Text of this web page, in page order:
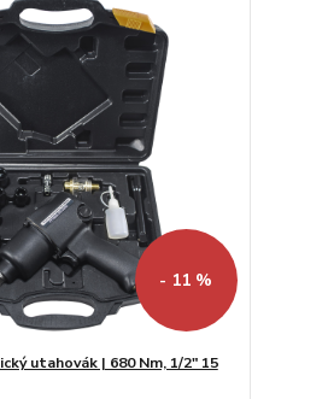
- 11 %
utahovák | 680 Nm, 1/2" 15